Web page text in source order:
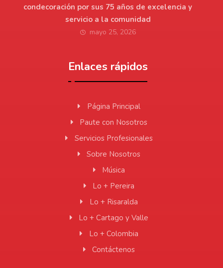
condecoración por sus 75 años de excelencia y
servicio a la comunidad
mayo 25, 2026
Enlaces rápidos
Página Principal
Paute con Nosotros
Servicios Profesionales
Sobre Nosotros
Música
Lo + Pereira
Lo + Risaralda
Lo + Cartago y Valle
Lo + Colombia
Contáctenos